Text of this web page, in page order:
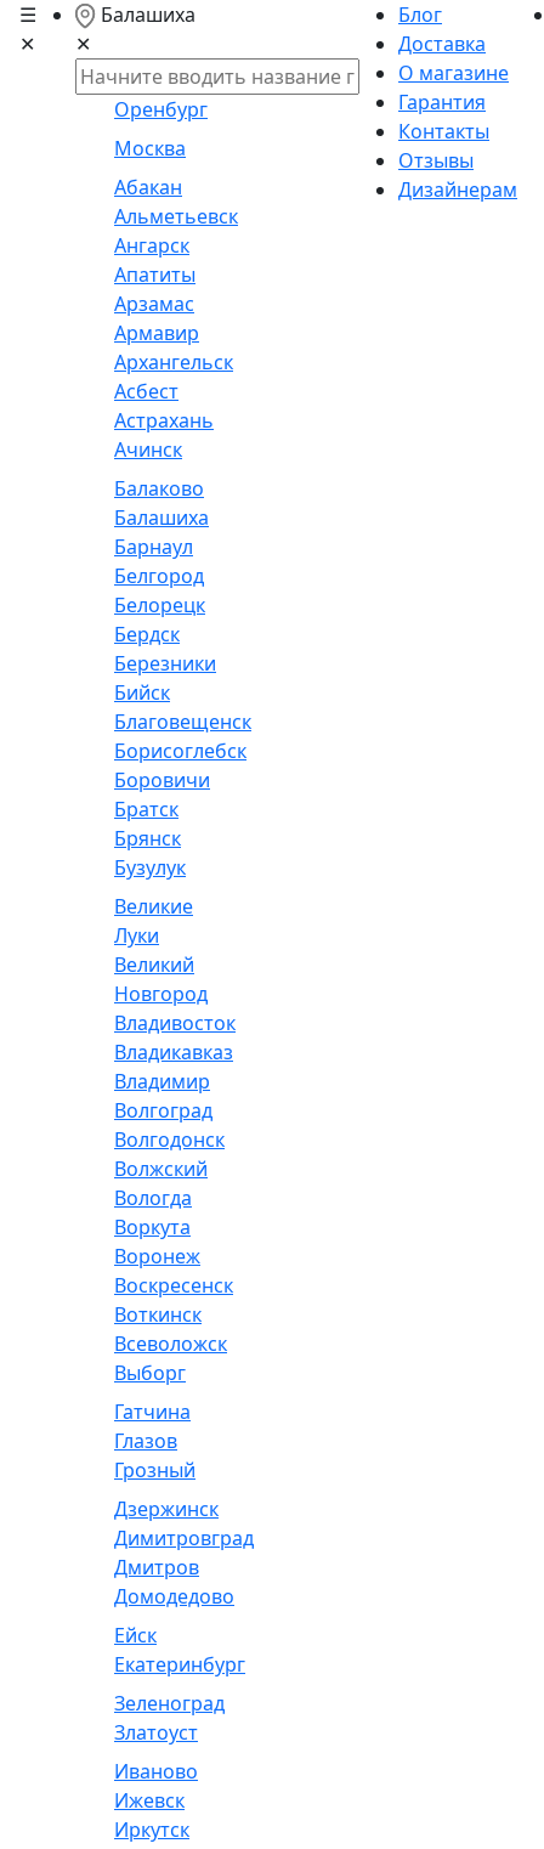
☰
✕
Балашиха
✕
Оренбург
Москва
Абакан
Альметьевск
Ангарск
Апатиты
Арзамас
Армавир
Архангельск
Асбест
Астрахань
Ачинск
Балаково
Балашиха
Барнаул
Белгород
Белорецк
Бердск
Березники
Бийск
Благовещенск
Борисоглебск
Боровичи
Братск
Брянск
Бузулук
Великие
Луки
Великий
Новгород
Владивосток
Владикавказ
Владимир
Волгоград
Волгодонск
Волжский
Вологда
Воркута
Воронеж
Воскресенск
Воткинск
Всеволожск
Выборг
Гатчина
Глазов
Грозный
Дзержинск
Димитровград
Дмитров
Домодедово
Ейск
Екатеринбург
Зеленоград
Златоуст
Иваново
Ижевск
Иркутск
Блог
Доставка
О магазине
Гарантия
Контакты
Отзывы
Дизайнерам